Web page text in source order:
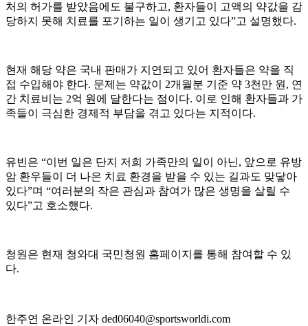
처의 허가를 받았음에도 불구하고, 환자들이 고액의 약값을 감
당하지 못해 치료를 포기하는 일이 생기고 있다”고 설명했다.
현재 해당 약은 국내 판매가 지연되고 있어 환자들은 약을 직
접 수입해야 한다. 문제는 약값이 2개월분 기준 약 3천만 원, 연
간 치료비는 2억 원에 달한다는 점이다. 이로 인해 환자들과 가
족들이 극심한 경제적 부담을 겪고 있다는 지적이다.
유빈은 “이번 일은 단지 저희 가족만의 일이 아닌, 앞으로 유방
암 환우들이 더 나은 치료 환경을 받을 수 있는 길과도 맞닿아
있다”며 “여러분의 작은 관심과 참여가 많은 생명을 살릴 수
있다”고 호소했다.
청원은 현재 청와대 국민청원 홈페이지를 통해 참여할 수 있
다.
한주연 온라인 기자 ded06040@sportsworldi.com